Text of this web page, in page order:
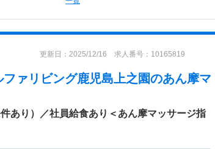
更新日：2025/12/16 求人番号：10165819
ァリビング鹿児島上之園のあん摩マ
あり）／社員給食あり＜あん摩マッサージ指